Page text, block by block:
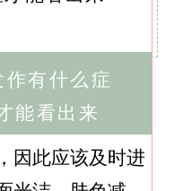
有什么症
能看出来
因此应该及时进